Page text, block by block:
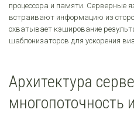
процессора и памяти. Серверные
встраивают информацию из
охватывает кэширование
шаблонизаторов для ускорения
Архитектура
многопоточность